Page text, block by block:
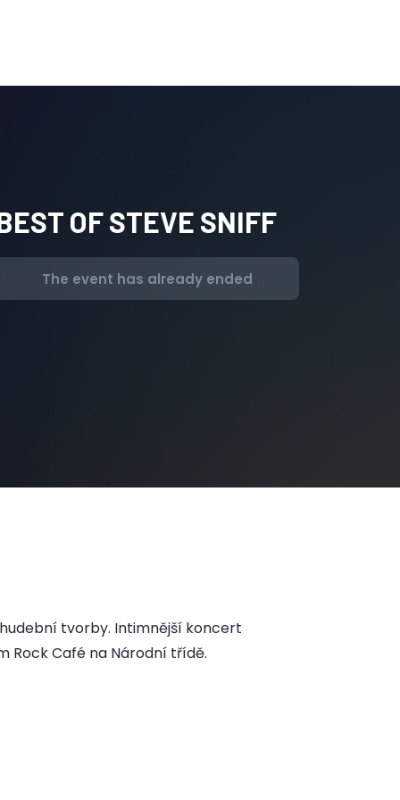
OF STEVE SNIFF
The event has already ended
tvorby. Intimnější koncert
Rock Café na Národní třídě.